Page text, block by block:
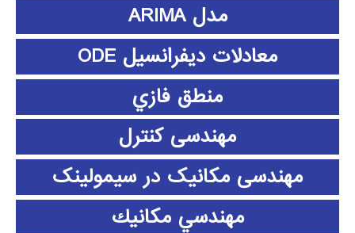
مدل ARIMA
معادلات دیفرانسیل ODE
منطق فازي
مهندسی کنترل
مهندسی مکانیک در سیمولینک
مهندسي مكانيك